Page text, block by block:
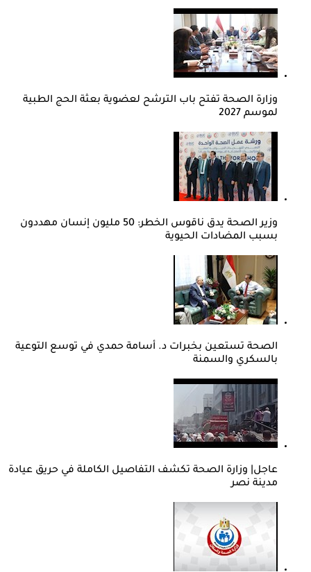
وزارة الصحة تفتح باب الترشح لعضوية بعثة الحج الطبية
لموسم 2027
وزير الصحة يدق ناقوس الخطر: 50 مليون إنسان مهددون
بسبب المضادات الحيوية
الصحة تستعين بخبرات د. أسامة حمدي في توسع التوعية
بالسكري والسمنة
عاجل| وزارة الصحة تكشف التفاصيل الكاملة في حريق عيادة
مدينة نصر